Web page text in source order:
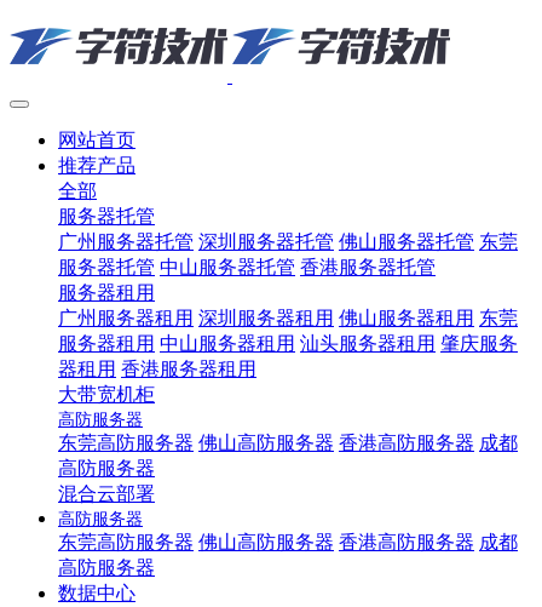
网站首页
推荐产品
全部
服务器托管
广州服务器托管 深圳服务器托管 佛山服务器托管 东莞
服务器托管 中山服务器托管 香港服务器托管
服务器租用
广州服务器租用 深圳服务器租用 佛山服务器租用 东莞
服务器租用 中山服务器租用 汕头服务器租用 肇庆服务
器租用 香港服务器租用
大带宽机柜
高防服务器
东莞高防服务器 佛山高防服务器 香港高防服务器 成都
高防服务器
混合云部署
高防服务器
东莞高防服务器 佛山高防服务器 香港高防服务器 成都
高防服务器
数据中心